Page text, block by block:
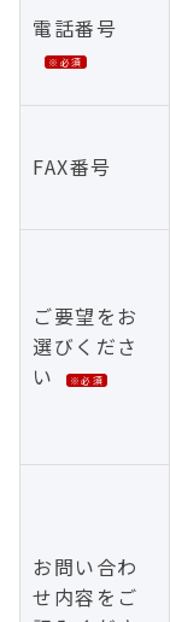
電話番号
※必須
FAX番号
ご要望をお
選びくださ
い
※必須
お問い合わ
せ内容をご